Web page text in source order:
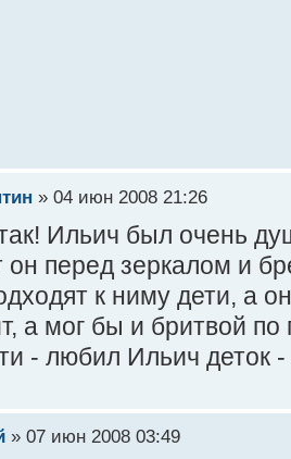
» 04 июн 2008 21:26
Ильич был очень
перед зеркалом и
к ниму дети, а
а мог бы и бритвой
- любил Ильич деток
» 07 июн 2008 03:49